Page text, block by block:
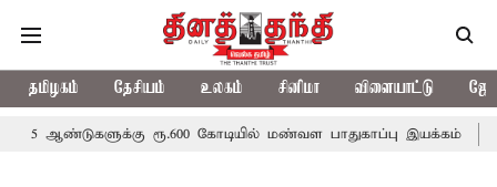
தமிழகம் தேசியம் உலகம் சினிமா விளையாட்டு
ரூ.600 கோடியில் மண்வள பாதுகாப்பு இயக்கம்